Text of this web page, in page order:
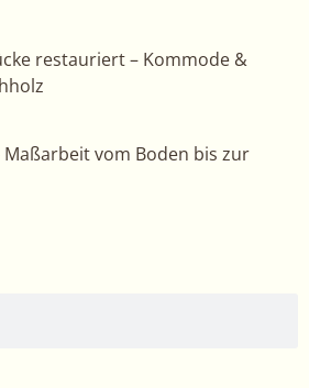
restauriert – Kommode &
Maßarbeit vom Boden bis zur